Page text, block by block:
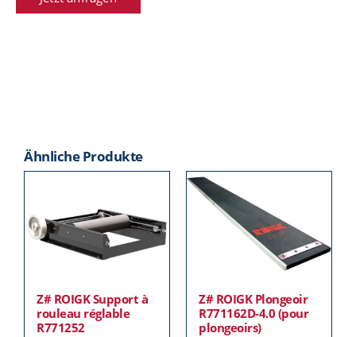
Ähnliche Produkte
Z# ROIGK Support à
rouleau réglable
R771252
Z# ROIGK Plongeoir
R771162D-4.0 (pour
plongeoirs)